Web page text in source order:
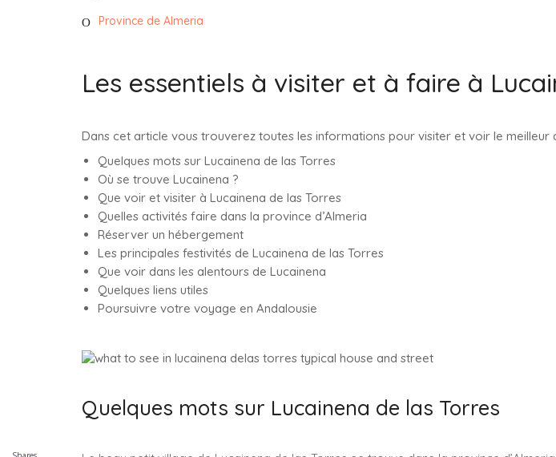
Province de Almeria
Les essentiels à visiter et à faire à
Dans cet article vous trouverez toutes les informations pour visiter et voir le meilleur
Quelques mots sur Lucainena de las Torres
Où se trouve Lucainena ?
Que voir et visiter à Lucainena de las Torres
Quelles activités faire dans la province d’Almeria
Réserver un hébergement
Les principales festivités de Lucainena de las Torres
Que voir dans les alentours de Lucainena
Quelques liens utiles
Poursuivre votre voyage en Andalousie
Quelques mots sur Lucainena de las Torres